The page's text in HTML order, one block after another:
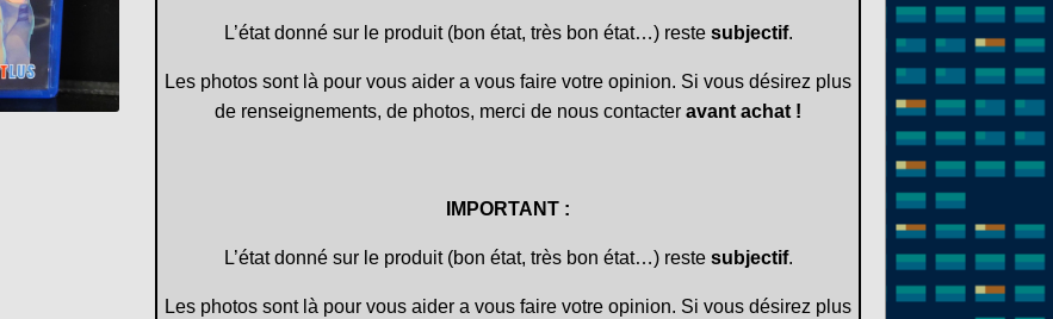
L’état donné sur le produit (bon état, très bon état…) reste subjectif.
Les photos sont là pour vous aider a vous faire votre opinion. Si vous désirez plus
de renseignements, de photos, merci de nous contacteravant achat !
IMPORTANT :
L’état donné sur le produit (bon état, très bon état…) reste subjectif.
Les photos sont là pour vous aider a vous faire votre opinion. Si vous désirez plus